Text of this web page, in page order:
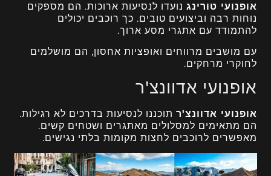
אופנועי טורינג נועדו לנסיעות ארוכות. הם מספקים
נוחות רבה וביצועים טובים. כך רוכבים יכולים
להתמודד עם אתגרי מסע ארוך.
עם מושבים מרווחים ואופציות אחסון, הם מושלמים
לחוקרי מרחקים.
אופנועי אדוונצ'ר
אופנועי אדוונצ'ר תוכננו לנסיעות בדרכים לא רגילות.
הם מתאימים למסלולים מאתגרים ושטחים קשים.
מאפשרים לרוכבים לחצות מקומות בלתי נגישים.